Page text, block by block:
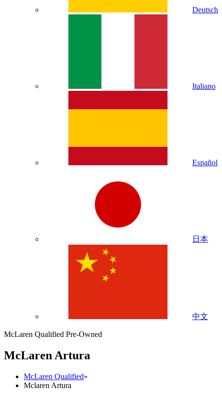
Deutsch
Italiano
Español
日本
中文
McLaren Qualified Pre-Owned
McLaren Artura
McLaren Qualified»
Mclaren Artura